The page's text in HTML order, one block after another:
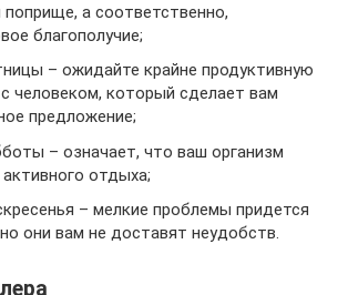
а соответственно,
благополучие;
– ожидайте крайне продуктивную
человеком, который сделает вам
предложение;
– означает, что ваш организм
отдыха;
– мелкие проблемы придется
они вам не доставят неудобств.